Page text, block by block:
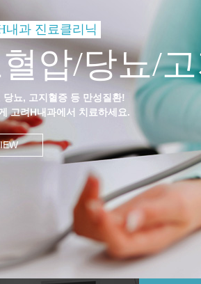
내과 진료클리닉
압/당뇨/
당뇨, 고지혈증 등 만성질환!
고려H내과에서 치료하세요.